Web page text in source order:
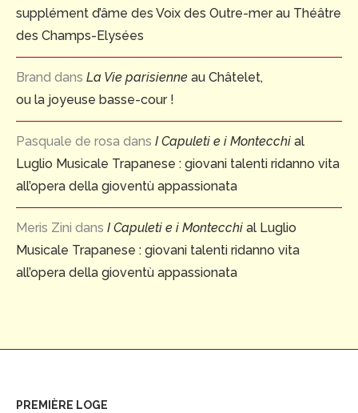
supplément d’âme des Voix des Outre-mer au Théâtre
des Champs-Elysées
Brand dans La Vie parisienne au Châtelet,
ou la joyeuse basse-cour !
Pasquale de rosa dans I Capuleti e i Montecchi al
Luglio Musicale Trapanese : giovani talenti ridanno vita
all’opera della gioventù appassionata
Meris Zini dans I Capuleti e i Montecchi al Luglio
Musicale Trapanese : giovani talenti ridanno vita
all’opera della gioventù appassionata
PREMIÈRE LOGE